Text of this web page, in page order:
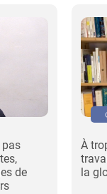
pas
de
À
la